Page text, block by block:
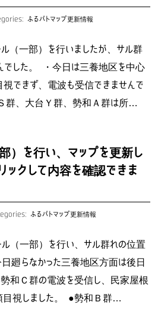
ふるパトマップ更新情報
（一部）を行いましたが、サル群
でした。 ・今日は三養地区を中心
視できず、電波も受信できませんで
群、大台Ｙ群、勢和Ａ群は所…
）を行い、マップを更新し
ックして内容を確認できま
ふるパトマップ更新情報
（一部）を行い、サル群れの位置
廻らなかった三養地区方面は後日
和Ｃ群の電波を受信し、民家屋根
目視しました。 ●勢和Ｂ群…